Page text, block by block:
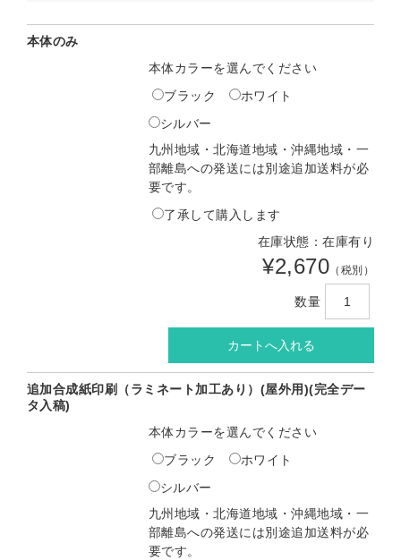
本体のみ
本体カラーを選んでください
ブラック
ホワイト
シルバー
九州地域・北海道地域・沖縄地域・一
部離島への発送には別途追加送料が必
要です。
了承して購入します
在庫状態：在庫有り
¥2,670 （税別）
数量
追加合成紙印刷（ラミネート加工あり）(屋外用)(完全デー
タ入稿)
本体カラーを選んでください
ブラック
ホワイト
シルバー
九州地域・北海道地域・沖縄地域・一
部離島への発送には別途追加送料が必
要です。